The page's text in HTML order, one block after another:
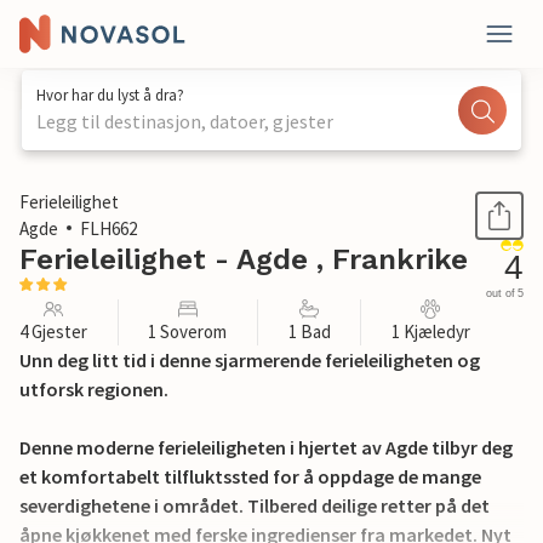
Hvor har du lyst å dra?
Legg til destinasjon, datoer, gjester
1 / 23
Ferieleilighet
Agde
FLH662
Ferieleilighet - Agde , Frankrike 4
out of 5
4 Gjester 1 Soverom 1 Bad 1 Kjæledyr
Unn deg litt tid i denne sjarmerende ferieleiligheten og
utforsk regionen.
Denne moderne ferieleiligheten i hjertet av Agde tilbyr deg
et komfortabelt tilfluktssted for å oppdage de mange
severdighetene i området. Tilbered deilige retter på det
åpne kjøkkenet med ferske ingredienser fra markedet. Nyt